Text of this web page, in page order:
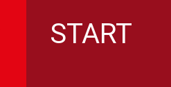
START